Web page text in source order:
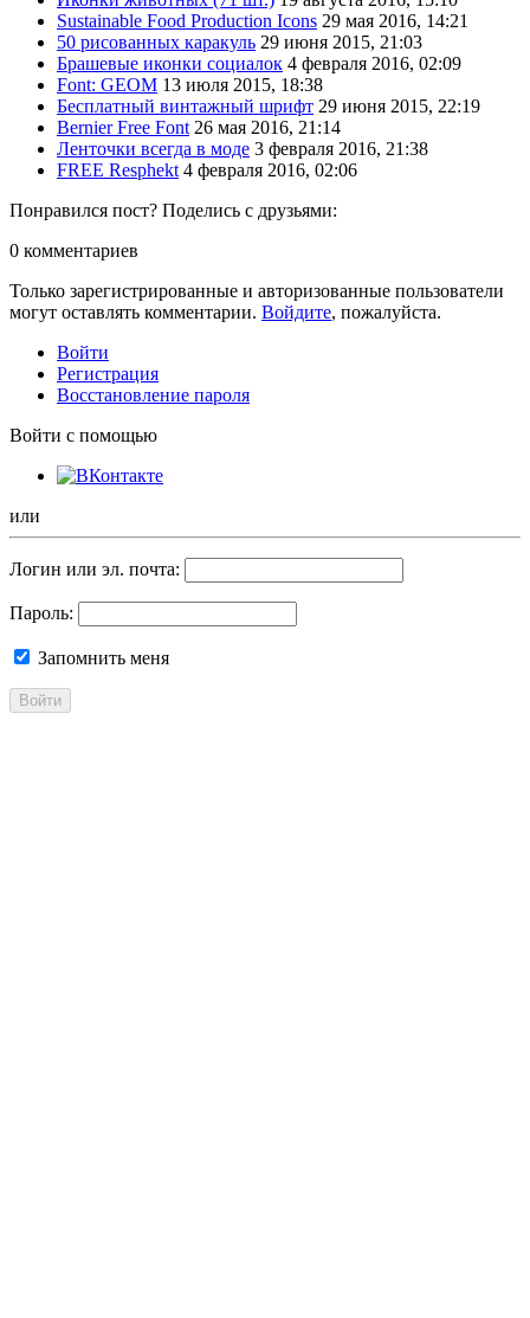
Sustainable Food Production Icons 29 мая 2016, 14:21
50 рисованных каракуль 29 июня 2015, 21:03
Брашевые иконки социалок 4 февраля 2016, 02:09
Font: GEOM 13 июля 2015, 18:38
Бесплатный винтажный шрифт 29 июня 2015, 22:19
Bernier Free Font 26 мая 2016, 21:14
Ленточки всегда в моде 3 февраля 2016, 21:38
FREE Resphekt 4 февраля 2016, 02:06
Понравился пост? Поделись с друзьями:
0 комментариев
Только зарегистрированные и авторизованные пользователи
могут оставлять комментарии. Войдите, пожалуйста.
Войти
Регистрация
Восстановление пароля
Войти с помощью
или
Логин или эл. почта:
Пароль:
Запомнить меня
Войти